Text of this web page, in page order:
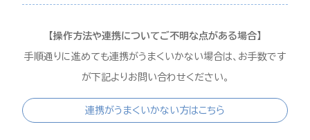
【操作方法や連携についてご不明な点がある場合】
手順通りに進めても連携がうまくいかない場合は、お手数です
が下記よりお問い合わせください。
連携がうまくいかない方はこちら